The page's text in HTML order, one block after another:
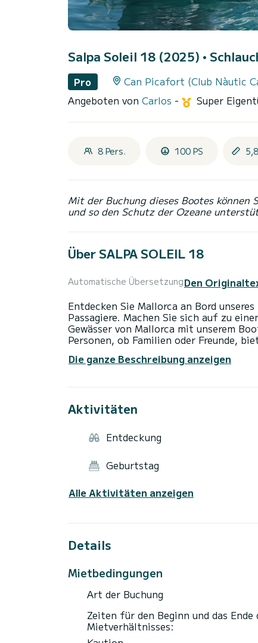
Salpa Soleil 18 (2025) •
Pro Can Picafort (Club Nàutic
Angeboten von Carlos - Super
8 Pers. 100 PS
Mit der Buchung dieses Bootes können
und so den Schutz der Ozeane
Über SALPA SOLEIL 18
Automatische ÜbersetzungDen
Entdecken Sie Mallorca an Bord
Passagiere. Machen Sie sich auf zu
Gewässer von Mallorca mit unserem
Personen, ob Familien oder Freunde,
großzügiges und komfortables
Genießen Sie Ihre Musik während der
Frühbucher und außerhalb der Saison.
Verpassen Sie nicht die Gelegenheit,
Sie jetzt und genießen Sie einen
Die ganze Beschreibung anzeigen
Aktivitäten
Entdeckung
Geburtstag
Alle Aktivitäten anzeigen
Details
Mietbedingungen
Art der Buchung
Zeiten für den Beginn und das Ende
Mietverhältnisses: